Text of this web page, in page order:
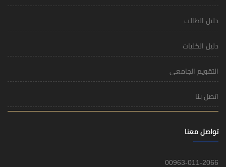
دليل الطالب
دليل الكليات
التقويم الجامعي
اتصل بنا
تواصل معنا
00963-011-2066